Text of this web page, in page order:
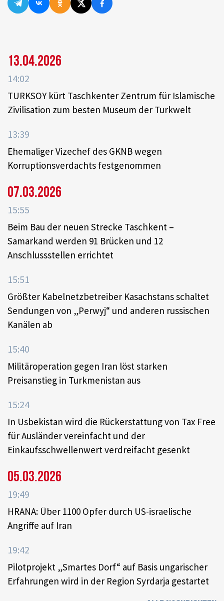
13.04.2026
14:02
TURKSOY kürt Taschkenter Zentrum für Islamische
Zivilisation zum besten Museum der Turkwelt
13:39
Ehemaliger Vizechef des GKNB wegen
Korruptionsverdachts festgenommen
07.03.2026
15:55
Beim Bau der neuen Strecke Taschkent –
Samarkand werden 91 Brücken und 12
Anschlussstellen errichtet
15:51
Größter Kabelnetzbetreiber Kasachstans schaltet
Sendungen von „Perwyj“ und anderen russischen
Kanälen ab
15:40
Militäroperation gegen Iran löst starken
Preisanstieg in Turkmenistan aus
15:24
In Usbekistan wird die Rückerstattung von Tax Free
für Ausländer vereinfacht und der
Einkaufsschwellenwert verdreifacht gesenkt
05.03.2026
19:49
HRANA: Über 1100 Opfer durch US-israelische
Angriffe auf Iran
19:42
Pilotprojekt „Smartes Dorf“ auf Basis ungarischer
Erfahrungen wird in der Region Syrdarja gestartet